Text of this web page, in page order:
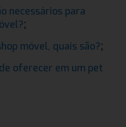
necessários para
;
móvel, quais são?;
oferecer em um pet